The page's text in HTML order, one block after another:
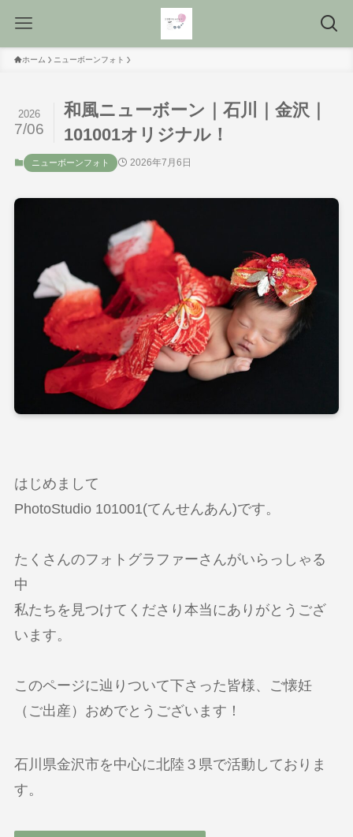
ホーム ニューボーンフォト
和風ニューボーン｜石川｜金沢｜
101001オリジナル！
2026
7/06
ニューボーンフォト 2026年7月6日
はじめまして
PhotoStudio 101001(てんせんあん)です。
たくさんのフォトグラファーさんがいらっしゃる
中
私たちを見つけてくださり本当にありがとうござ
います。
このページに辿りついて下さった皆様、ご懐妊
（ご出産）おめでとうございます！
石川県金沢市を中心に北陸３県で活動しておりま
す。